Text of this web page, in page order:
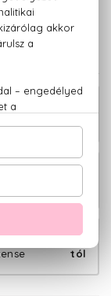
19.580 Ft -
tól